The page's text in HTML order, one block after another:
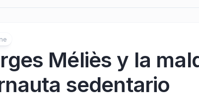
Méliès y la
sedentario